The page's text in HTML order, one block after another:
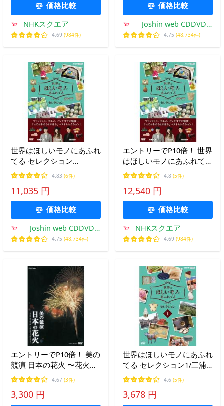
価格比較
NHKスクエア
4.69 (984件)
価格比較
Joshin web CDDVD
Yahoo!店
4.75 (48,734件)
世界はほしいモノにあふれ
てる セレクション
DVDBOX/三浦春馬、
JUJU、鈴木亮平[DVD]【返
品種別A】
4.83 (6件)
11,035 円
価格比較
Joshin web CDDVD
Yahoo!店
4.75 (48,734件)
エントリーでP10倍！ 世界
はほしいモノにあふれてる
セレクション DVD-BOX 全
3枚【NHK DVD公式】
4.8 (5件)
12,540 円
価格比較
NHKスクエア
4.69 (984件)
エントリーでP10倍！ 美の
競演 日本の花火 〜花火芸
術の最高峰 大曲全国花火
競技大会〜【NHK DVD公
式】
4.67 (3件)
3,300 円
世界はほしいモノにあふれ
てる セレクション1/三浦
春馬、JUJU、鈴木亮平
[DVD]【返品種別A】
4.6 (5件)
3,678 円